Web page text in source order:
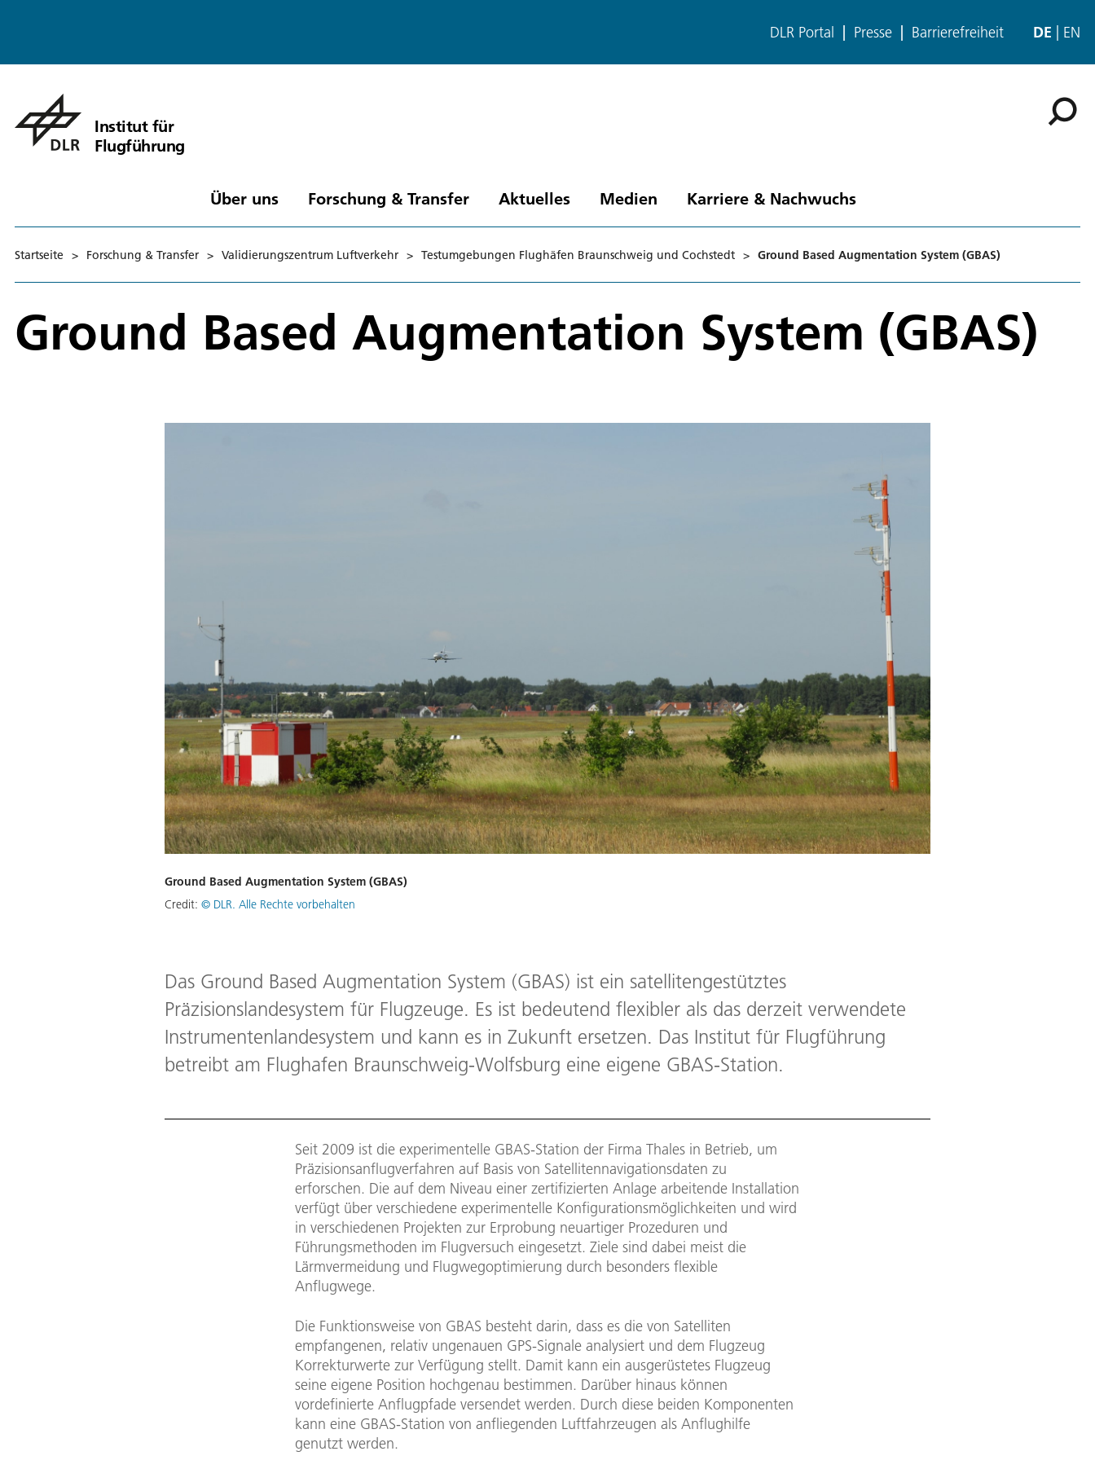
DLR Portal Presse Barrierefreiheit DE EN
Institut für
Flugführung
Über uns Forschung & Transfer Aktuelles Medien Karriere & Nachwuchs
Startseite > Forschung & Transfer > Validierungszentrum Luftverkehr > Testumgebungen Flughäfen Braunschweig und Cochstedt > Ground Based Augmentation System (GBAS)
Ground Based Augmentation System (GBAS)
Ground Based Augmentation System (GBAS)
Credit: © DLR. Alle Rechte vorbehalten
Das Ground Based Augmentation System (GBAS) ist ein satellitengestütztes
Präzisionslandesystem für Flugzeuge. Es ist bedeutend flexibler als das derzeit verwendete
Instrumentenlandesystem und kann es in Zukunft ersetzen. Das Institut für Flugführung
betreibt am Flughafen Braunschweig-Wolfsburg eine eigene GBAS-Station.
Seit 2009 ist die experimentelle GBAS-Station der Firma Thales in Betrieb, um
Präzisionsanflugverfahren auf Basis von Satellitennavigationsdaten zu
erforschen. Die auf dem Niveau einer zertifizierten Anlage arbeitende Installation
verfügt über verschiedene experimentelle Konfigurationsmöglichkeiten und wird
in verschiedenen Projekten zur Erprobung neuartiger Prozeduren und
Führungsmethoden im Flugversuch eingesetzt. Ziele sind dabei meist die
Lärmvermeidung und Flugwegoptimierung durch besonders flexible
Anflugwege.
Die Funktionsweise von GBAS besteht darin, dass es die von Satelliten
empfangenen, relativ ungenauen GPS-Signale analysiert und dem Flugzeug
Korrekturwerte zur Verfügung stellt. Damit kann ein ausgerüstetes Flugzeug
seine eigene Position hochgenau bestimmen. Darüber hinaus können
vordefinierte Anflugpfade versendet werden. Durch diese beiden Komponenten
kann eine GBAS-Station von anfliegenden Luftfahrzeugen als Anflughilfe
genutzt werden.